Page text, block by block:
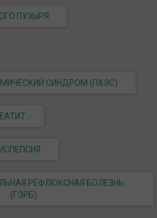
ПУЗЫРЯ
СИНДРОМ (ПХЭС)
РЕФЛЮКСНАЯ БОЛЕЗНЬ
(ГЭРБ)